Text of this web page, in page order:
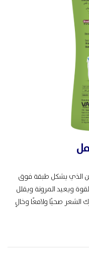
الذي يشكل طبقة فوق
ويعيد المرونة ويقلل
الشعر صحيًا ولامعًا وخالٍ